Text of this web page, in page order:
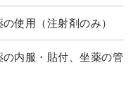
使用（注射剤のみ）
内服・貼付、坐薬の管